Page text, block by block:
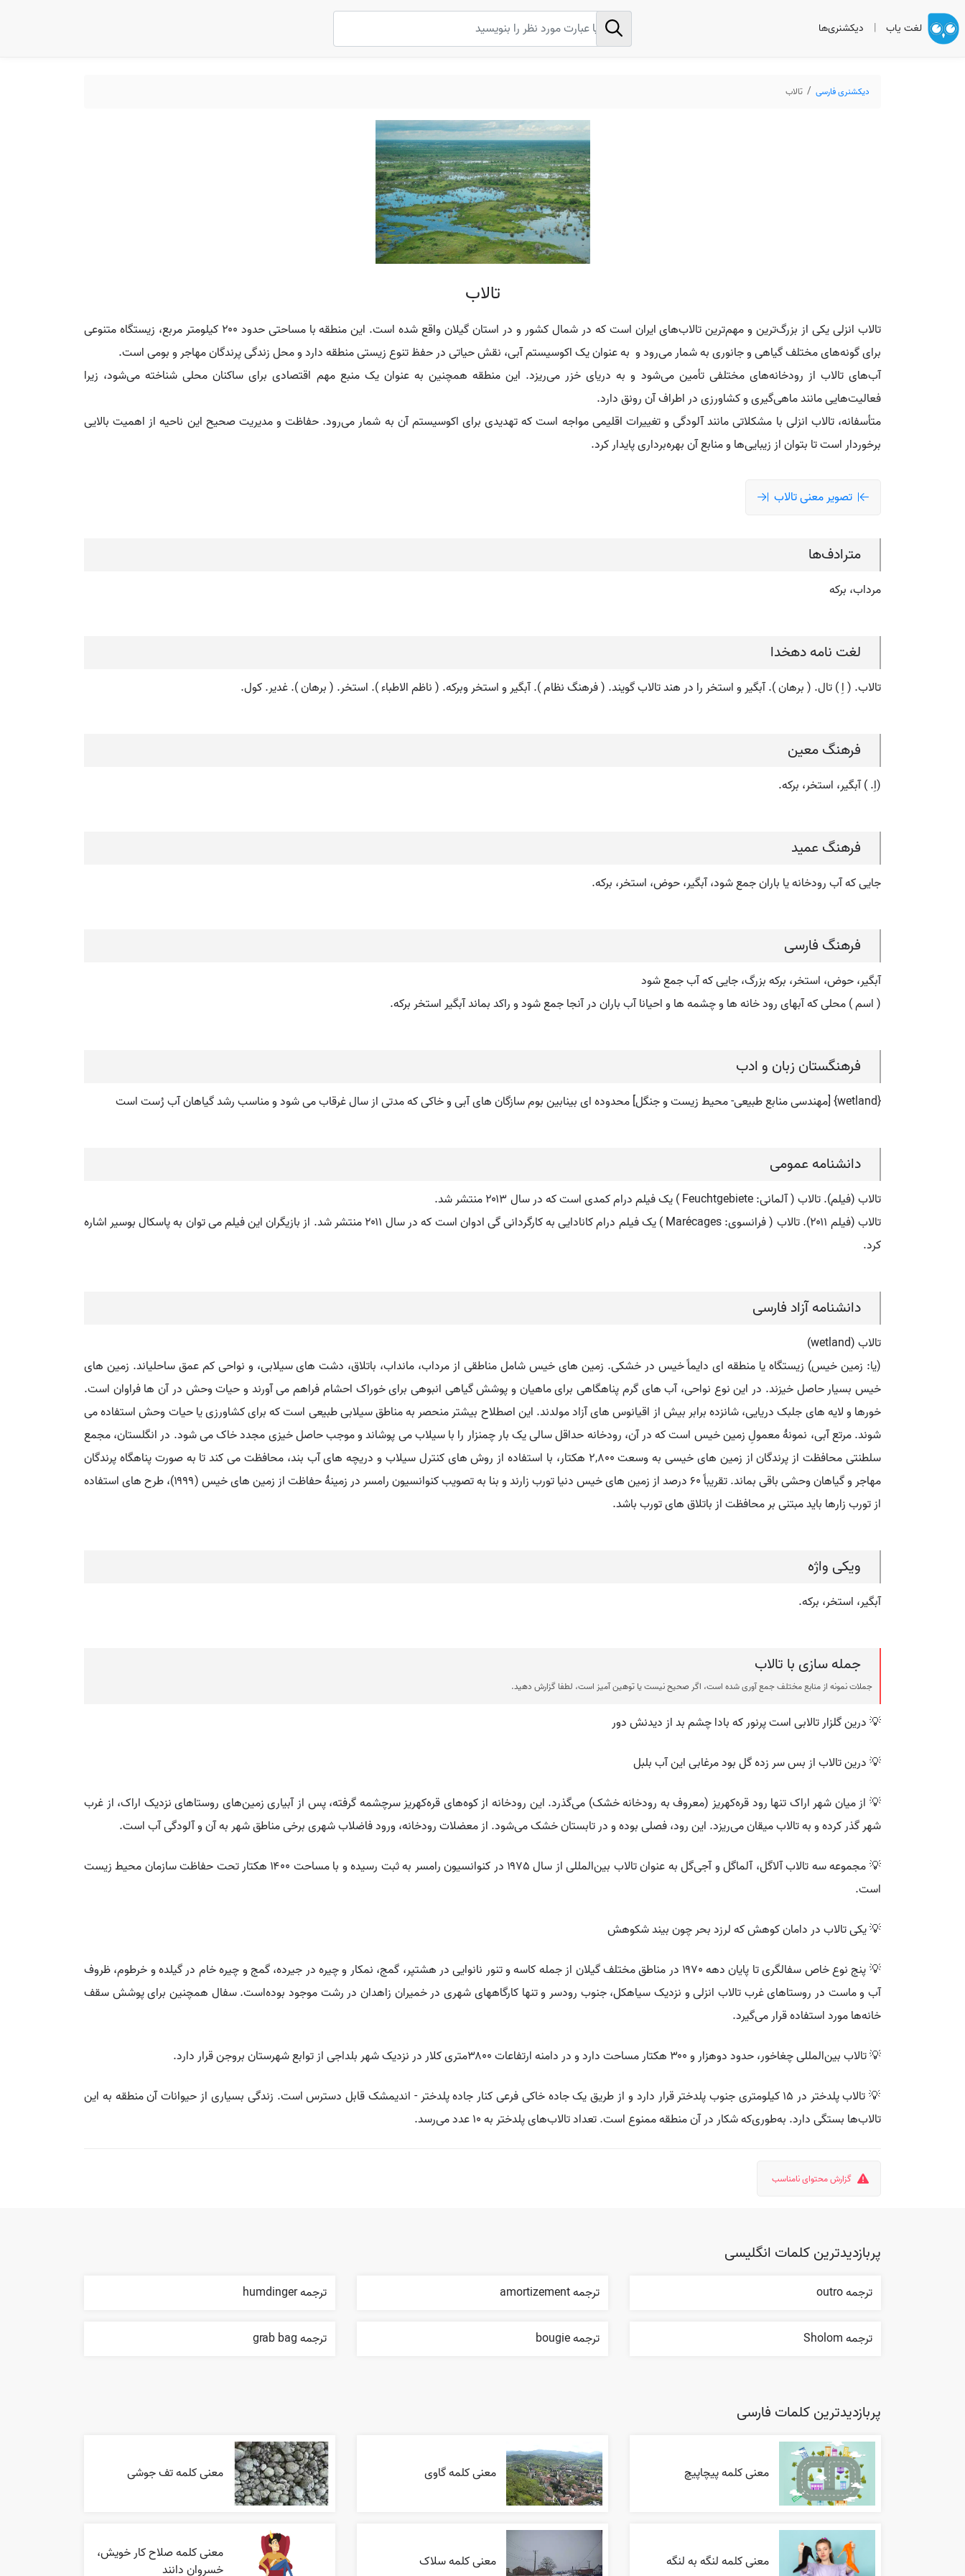
لغت یاب | دیکشنری‌ها
دیکشنری فارسی تالاب
تالاب
تالاب انزلی یکی از بزرگ‌ترین و مهم‌ترین تالاب‌های ایران است که در شمال کشور و در استان گیلان واقع شده است. این منطقه با مساحتی حدود ۲۰۰ کیلومتر مربع، زیستگاه متنوعی
برای گونه‌های مختلف گیاهی و جانوری به شمار می‌رود و به عنوان یک اکوسیستم آبی، نقش حیاتی در حفظ تنوع زیستی منطقه دارد و محل زندگی پرندگان مهاجر و بومی است.
آب‌های تالاب از رودخانه‌های مختلفی تأمین می‌شود و به دریای خزر می‌ریزد. این منطقه همچنین به عنوان یک منبع مهم اقتصادی برای ساکنان محلی شناخته می‌شود، زیرا
فعالیت‌هایی مانند ماهی‌گیری و کشاورزی در اطراف آن رونق دارد.
متأسفانه، تالاب انزلی با مشکلاتی مانند آلودگی و تغییرات اقلیمی مواجه است که تهدیدی برای اکوسیستم آن به شمار می‌رود. حفاظت و مدیریت صحیح این ناحیه از اهمیت بالایی
برخوردار است تا بتوان از زیبایی‌ها و منابع آن بهره‌برداری پایدار کرد.
تصویر معنی تالاب
مترادف‌ها
مرداب، برکه
لغت نامه دهخدا
تالاب. ( اِ ) تال. ( برهان ). آبگیر و استخر را در هند تالاب گویند. ( فرهنگ نظام ). آبگیر و استخر وبرکه. ( ناظم الاطباء ). استخر. ( برهان ). غدیر. کول.
فرهنگ معین
(اِ. ) آبگیر، استخر، برکه.
فرهنگ عمید
جایی که آب رودخانه یا باران جمع شود، آبگیر، حوض، استخر، برکه.
فرهنگ فارسی
آبگیر، حوض، استخر، برکه بزرگ، جایی که آب جمع شود
( اسم ) محلی که آبهای رود خانه ها و چشمه ها و احیانا آب باران در آنجا جمع شود و راکد بماند آبگیر استخر برکه.
فرهنگستان زبان و ادب
{wetland} [مهندسی منابع طبیعی- محیط زیست و جنگل] محدوده ای بینابین بوم سازگان های آبی و خاکی که مدتی از سال غرقاب می شود و مناسب رشد گیاهان آب رُست است
دانشنامه عمومی
تالاب (فیلم). تالاب ( آلمانی: Feuchtgebiete ) یک فیلم درام کمدی است که در سال ۲۰۱۳ منتشر شد.
تالاب (فیلم ۲۰۱۱). تالاب ( فرانسوی: Marécages ) یک فیلم درام کانادایی به کارگردانی گی ادوان است که در سال ۲۰۱۱ منتشر شد. از بازیگران این فیلم می توان به پاسکال بوسیر اشاره
کرد.
دانشنامه آزاد فارسی
تالاب (wetland)
(یا: زمین خیس) زیستگاه یا منطقه ای دایماً خیس در خشکی. زمین های خیس شامل مناطقی از مرداب، مانداب، باتلاق، دشت های سیلابی، و نواحی کم عمق ساحلیاند. زمین های
خیس بسیار حاصل خیزند. در این نوع نواحی، آب های گرم پناهگاهی برای ماهیان و پوشش گیاهی انبوهی برای خوراک احشام فراهم می آورند و حیات وحش در آن ها فراوان است.
خورها و لایه های جلبک دریایی، شانزده برابر بیش از اقیانوس های آزاد مولدند. این اصطلاح بیشتر منحصر به مناطق سیلابی طبیعی است که برای کشاورزی یا حیات وحش استفاده می
شوند. مرتع آبی، نمونۀ معمولِ زمین خیس است که در آن، رودخانه حداقل سالی یک بار چمنزار را با سیلاب می پوشاند و موجب حاصل خیزی مجدد خاک می شود. در انگلستان، مجمع
سلطنتی محافظت از پرندگان از زمین های خیسی به وسعت ۲,۸۰۰ هکتار، با استفاده از روش های کنترل سیلاب و دریچه های آب بند، محافظت می کند تا به صورت پناهگاه پرندگان
مهاجر و گیاهان وحشی باقی بماند. تقریباً ۶۰ درصد از زمین های خیس دنیا تورب زارند و بنا به تصویب کنوانسیون رامسر در زمینۀ حفاظت از زمین های خیس (۱۹۹۹)، طرح های استفاده
از تورب زارها باید مبتنی بر محافظت از باتلاق های تورب باشد.
ویکی واژه
آبگیر، استخر، برکه.
جمله سازی با تالاب
جملات نمونه از منابع مختلف جمع آوری شده است، اگر صحیح نیست یا توهین آمیز است، لطفا گزارش دهید.
💡 درین گلزار تالابی است پرنور که بادا چشم بد از دیدنش دور
💡 درین تالاب از بس سر زده گل بود مرغابی این آب بلبل
💡 از میان شهر اراک تنها رود قره‌کهریز (معروف به رودخانه خشک) می‌گذرد. این رودخانه از کوه‌های قره‌کهریز سرچشمه گرفته، پس از آبیاری زمین‌های روستاهای نزدیک اراک، از غرب
شهر گذر کرده و به تالاب میقان می‌ریزد. این رود، فصلی بوده و در تابستان خشک می‌شود. از معضلات رودخانه، ورود فاضلاب شهری برخی مناطق شهر به آن و آلودگی آب است.
💡 مجموعه سه تالاب آلاگل، آلماگل و آجی‌گل به عنوان تالاب بین‌المللی از سال ۱۹۷۵ در کنوانسیون رامسر به ثبت رسیده و با مساحت ۱۴۰۰ هکتار تحت حفاظت سازمان محیط زیست
است.
💡 یکی تالاب در دامان کوهش که لرزد بحر چون بیند شکوهش
💡 پنج نوع خاص سفالگری تا پایان دهه ۱۹۷۰ در مناطق مختلف گیلان از جمله کاسه و تنور نانوایی در هشتپر، گمج، نمکار و چیره در جیرده، گمج و چیره خام در گیلده و خرطوم، ظروف
آب و ماست در روستاهای غرب تالاب انزلی و نزدیک سیاهکل، جنوب رودسر و تنها کارگاههای شهری در خمیران زاهدان در رشت موجود بوده‌است. سفال همچنین برای پوشش سقف
خانه‌ها مورد استفاده قرار می‌گیرد.
💡 تالاب بین‌المللی چغاخور، حدود دوهزار و ۳۰۰ هکتار مساحت دارد و در دامنه ارتفاعات ۳۸۰۰متری کلار در نزدیک شهر بلداجی از توابع شهرستان بروجن قرار دارد.
💡 تالاب پلدختر در ۱۵ کیلومتری جنوب پلدختر قرار دارد و از طریق یک جاده خاکی فرعی کنار جاده پلدختر - اندیمشک قابل دسترس است. زندگی بسیاری از حیوانات آن منطقه به این
تالاب‌ها بستگی دارد. به‌طوری‌که شکار در آن منطقه ممنوع است. تعداد تالاب‌های پلدختر به ۱۰ عدد می‌رسد.
گزارش محتوای نامناسب
پربازدیدترین کلمات انگلیسی
ترجمه outro ترجمه amortizement ترجمه humdinger
ترجمه Sholom ترجمه bougie ترجمه grab bag
پربازدیدترین کلمات فارسی
معنی کلمه پیچاپیچ معنی کلمه گاوی معنی کلمه تف جوشی
معنی کلمه لنگه به لنگه معنی کلمه سلاک
معنی کلمه صلاح کار خویش،
خسروان دانند